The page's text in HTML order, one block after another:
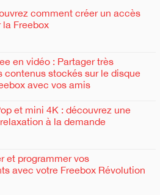
comment créer un accès
Freebox
en vidéo : Partager très
contenus stockés sur le disque
avec vos amis
et mini 4K : découvrez une
à la demande
et programmer vos
avec votre Freebox Révolution